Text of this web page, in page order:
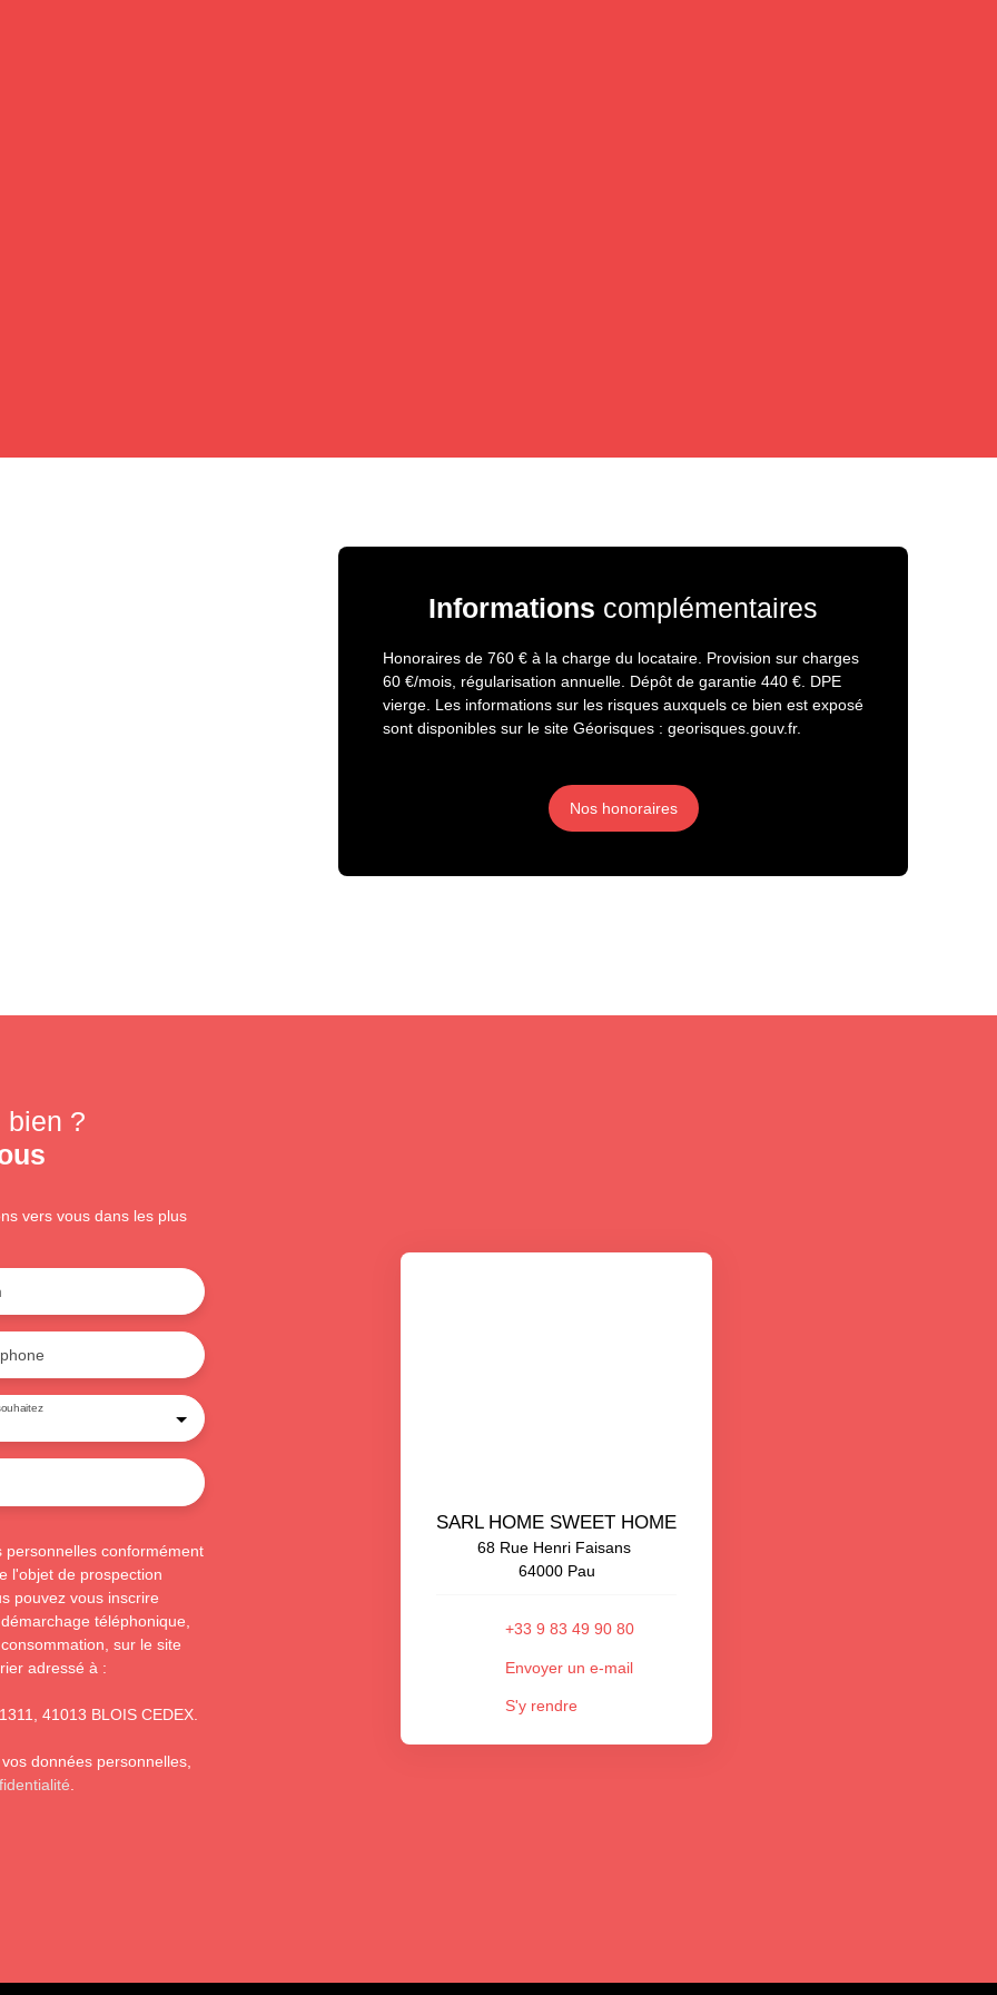
Informations complémentaires
Honoraires de 760 € à la charge du locataire. Provision sur charges
60 €/mois, régularisation annuelle. Dépôt de garantie 440 €. DPE
vierge. Les informations sur les risques auxquels ce bien est exposé
sont disponibles sur le site Géorisques : georisques.gouv.fr.
Nos honoraires
bien ?
vers vous dans les plus
conformément
l'objet de prospection
pouvez vous inscrire
téléphonique,
sur le site
adressé à :
41013 BLOIS CEDEX.
données personnelles,
SARL HOME SWEET HOME
68 Rue Henri Faisans
64000 Pau
+33 9 83 49 90 80
Envoyer un e-mail
S'y rendre